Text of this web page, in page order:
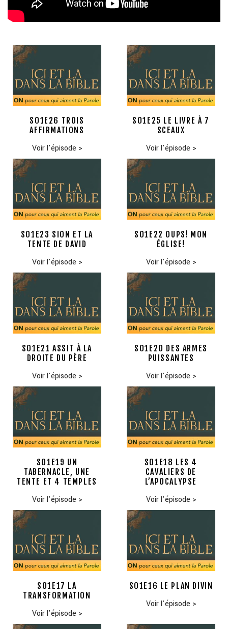
S01E26 TROIS
AFFIRMATIONS
Voir l'épisode >
S01E25 LE LIVRE À 7
SCEAUX
Voir l'épisode >
S01E23 SION ET LA
TENTE DE DAVID
Voir l'épisode >
S01E22 OUPS! MON
ÉGLISE!
Voir l'épisode >
S01E21 ASSIT À LA
DROITE DU PÈRE
Voir l'épisode >
S01E20 DES ARMES
PUISSANTES
Voir l'épisode >
S01E19 UN
TABERNACLE, UNE
TENTE ET 4 TEMPLES
Voir l'épisode >
S01E18 LES 4
CAVALIERS DE
L’APOCALYPSE
Voir l'épisode >
S01E17 LA
TRANSFORMATION
Voir l'épisode >
S01E16 LE PLAN DIVIN
Voir l'épisode >